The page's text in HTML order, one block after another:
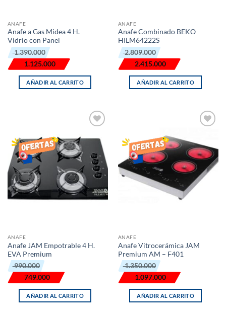
ANAFE
Anafe a Gas Midea 4 H.
Vidrio con Panel
1.390.000
El
precio
original
era:
₲ 1.390.000.
1.125.000
El
precio
actual
es:
₲ 1.125.000.
AÑADIR AL CARRITO
ANAFE
Anafe Combinado BEKO
HILM64222S
2.809.000
El
precio
original
era:
₲ 2.809.000.
2.415.000
El
precio
actual
es:
₲ 2.415.000.
AÑADIR AL CARRITO
AÑADIR
LISTA
DE
DESEOS
ANAFE
Anafe JAM Empotrable 4 H.
EVA Premium
990.000
El
precio
original
era:
₲ 990.000.
749.000
El
precio
actual
es:
₲ 749.000.
AÑADIR AL CARRITO
LISTA
DE
DESEOS
ANAFE
Anafe Vitrocerámica JAM
Premium AM – F401
1.350.000
El
precio
original
era:
₲ 1.350.000.
1.097.000
El
precio
actual
es:
₲ 1.097.000.
AÑADIR AL CARRITO